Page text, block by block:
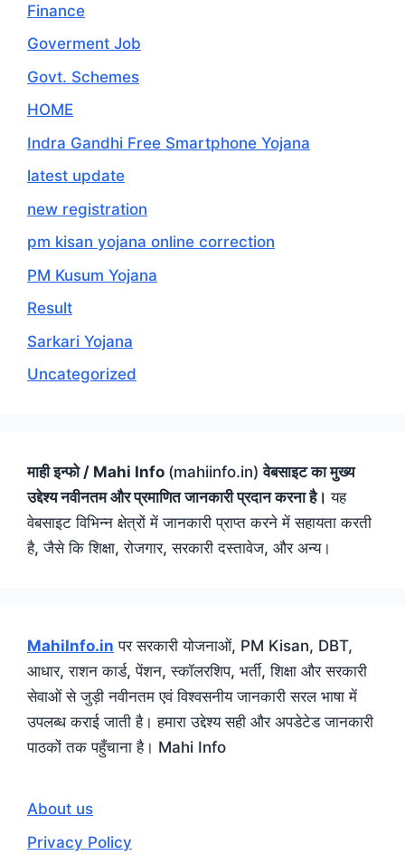
Finance
Goverment Job
Govt. Schemes
HOME
Indra Gandhi Free Smartphone Yojana
latest update
new registration
pm kisan yojana online correction
PM Kusum Yojana
Result
Sarkari Yojana
Uncategorized
माही इन्फो / Mahi Info (mahiinfo.in)वेबसाइट का मुख्य
उद्देश्य नवीनतम और प्रमाणित जानकारी प्रदान करना है। यह
वेबसाइट विभिन्न क्षेत्रों में जानकारी प्राप्त करने में सहायता करती
है, जैसे कि शिक्षा, रोजगार, सरकारी दस्तावेज, और अन्य।
MahiInfo.in पर सरकारी योजनाओं, PM Kisan, DBT,
आधार, राशन कार्ड, पेंशन, स्कॉलरशिप, भर्ती, शिक्षा और सरकारी
सेवाओं से जुड़ी नवीनतम एवं विश्वसनीय जानकारी सरल भाषा में
उपलब्ध कराई जाती है। हमारा उद्देश्य सही और अपडेटेड जानकारी
पाठकों तक पहुँचाना है। Mahi Info
About us
Privacy Policy